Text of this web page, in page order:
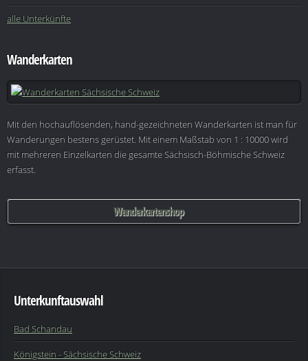
alle Unterkünfte
Wanderkarten
Mit den hochauflösenden, hand-gezeichneten Wanderkarten ist man für
Wanderungen bestens gerüstet. Mit einem Maßstab von 1 : 10000 wird
mit mehreren Einzelkarten die gesamte Sächsisch-Böhmische Schweiz
erfasst.
Wanderkartenshop
Unterkunftauswahl
Bad Schandau
Königstein - Sächsische Schweiz